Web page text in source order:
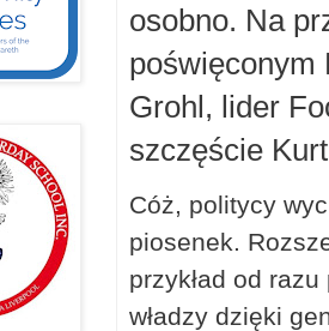
osobno. Na
poświęconym
Grohl, lider
szczęście
Cóż, politycy
piosenek.
przykład od
władzy dzięki